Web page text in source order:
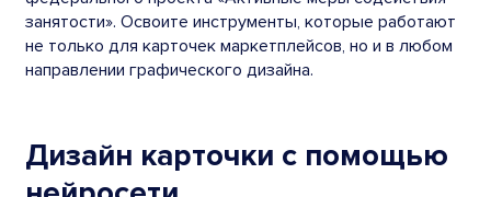
занятости». Освоите инструменты, которые работают
не только для карточек маркетплейсов, но и в любом
направлении графического дизайна.
Дизайн карточки с помощью